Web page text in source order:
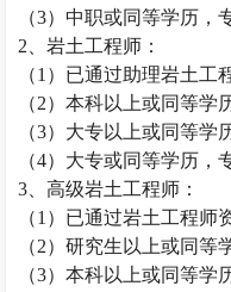
（3）中职或同等学历，
2、岩土工程师 ：
（1）已通过助理岩土工
（2）本科以上或同等学
（3）大专以上或同等学
（4）大专或同等学历，
3、高级岩土工程师 ：
（1）已通过岩土工程师
（2）研究生以上或同等
（3）本科以上或同等学